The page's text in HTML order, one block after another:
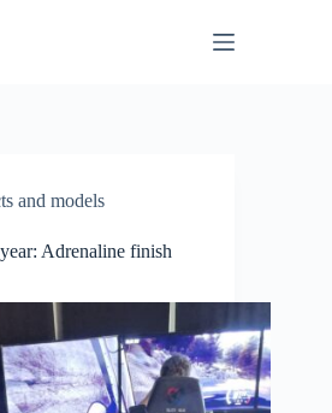
and models
Adrenaline finish